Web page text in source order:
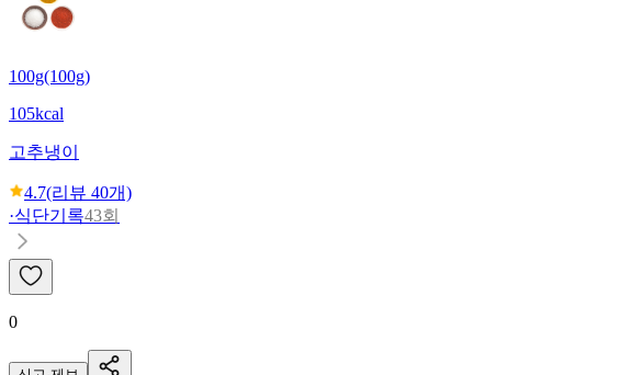
100g(100g)
105kcal
고추냉이
4.7(리뷰 40개)
·식단기록43회
0